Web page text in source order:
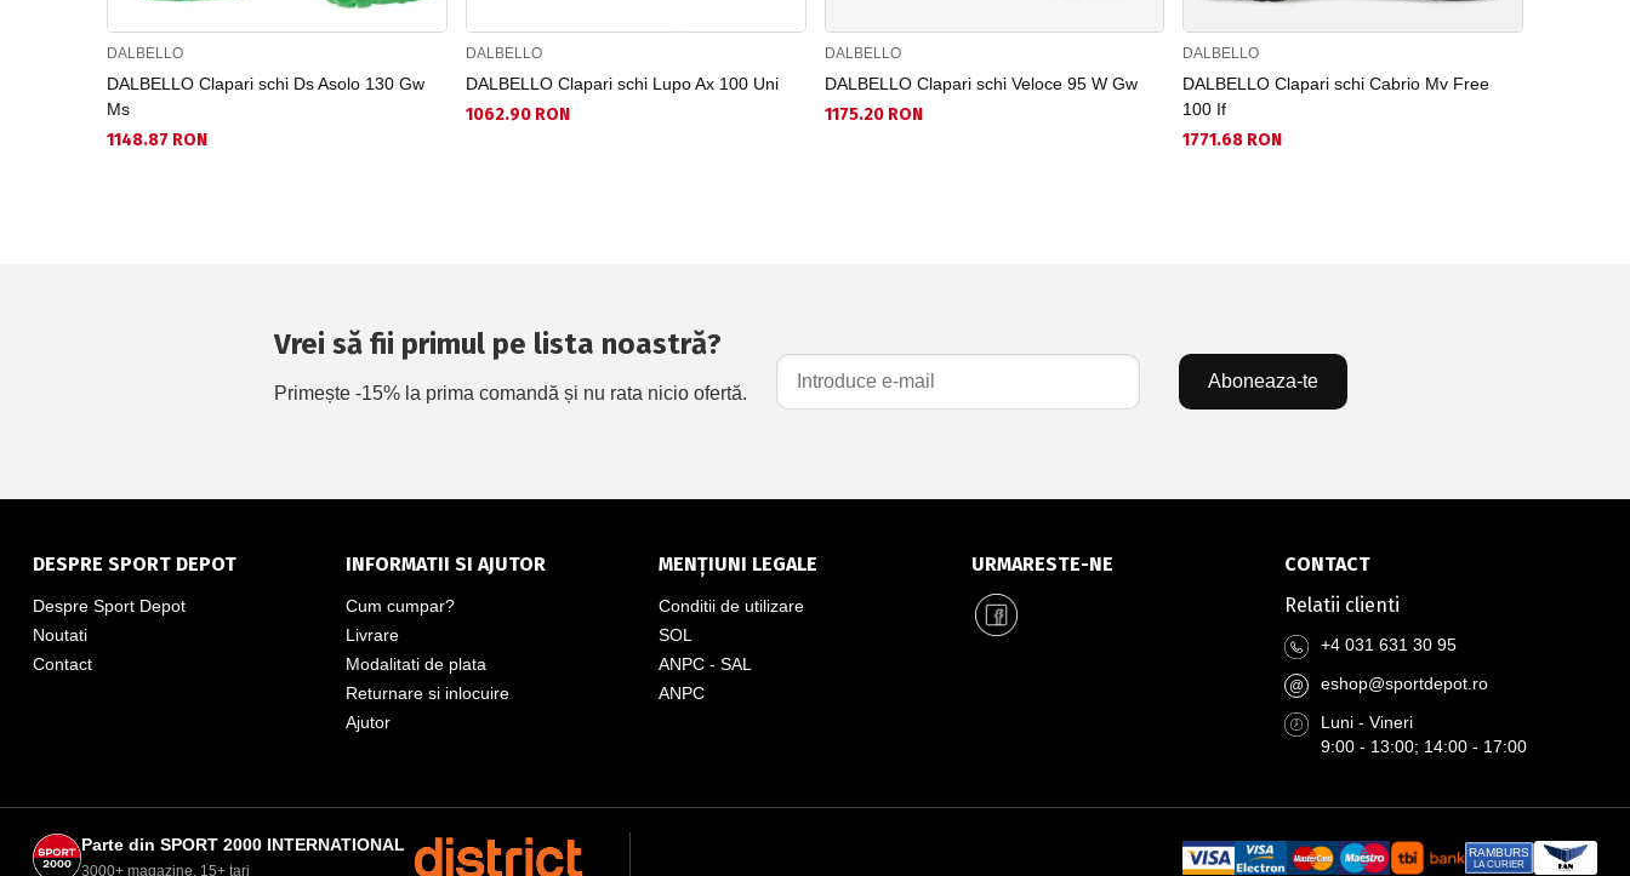
DALBELLO
DALBELLO Clapari schi Ds Asolo 130 Gw
Ms
1148.87 RON
DALBELLO
DALBELLO Clapari schi Lupo Ax 100 Uni
1062.90 RON
DALBELLO
DALBELLO Clapari schi Veloce 95 W Gw
1175.20 RON
DALBELLO
DALBELLO Clapari schi Cabrio Mv Free
100 If
1771.68 RON
Vrei să fii primul pe lista noastră?
Primește -15% la prima comandă și nu rata nicio ofertă.
Aboneaza-te
DESPRE SPORT DEPOT
Despre Sport Depot
Noutati
Contact
INFORMATII SI AJUTOR
Cum cumpar?
Livrare
Modalitati de plata
Returnare si inlocuire
Ajutor
MENȚIUNI LEGALE
Conditii de utilizare
SOL
ANPC - SAL
ANPC
URMARESTE-NE
CONTACT
Relatii clienti
+4 031 631 30 95
@
eshop@sportdepot.ro
Luni - Vineri
9:00 - 13:00; 14:00 - 17:00
Parte din SPORT 2000 INTERNATIONAL
3000+ magazine, 15+ tari
RAMBURS
LA CURIER